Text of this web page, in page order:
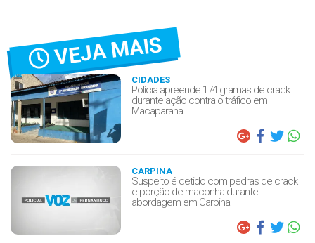
VEJA MAIS
CIDADES
Polícia apreende 174 gramas de crack
durante ação contra o tráfico em
Macaparana
CARPINA
Suspeito é detido com pedras de crack
e porção de maconha durante
abordagem em Carpina